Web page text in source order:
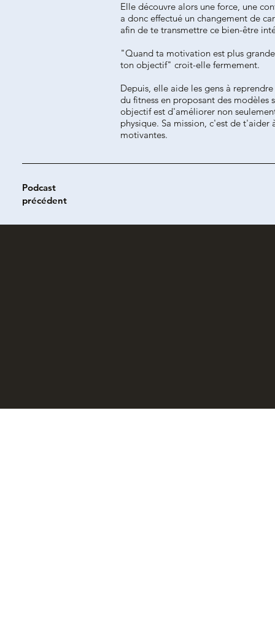
Podcast
précédent
Elle découvre alors une force, une
a donc effectué un changement de
afin de te transmettre ce bien-être
"Quand ta motivation est plus
ton objectif" croit-elle fermement.
Depuis, elle aide les gens à
du fitness en proposant des modèles
objectif est d'améliorer non
physique. Sa mission, c'est de
motivantes.